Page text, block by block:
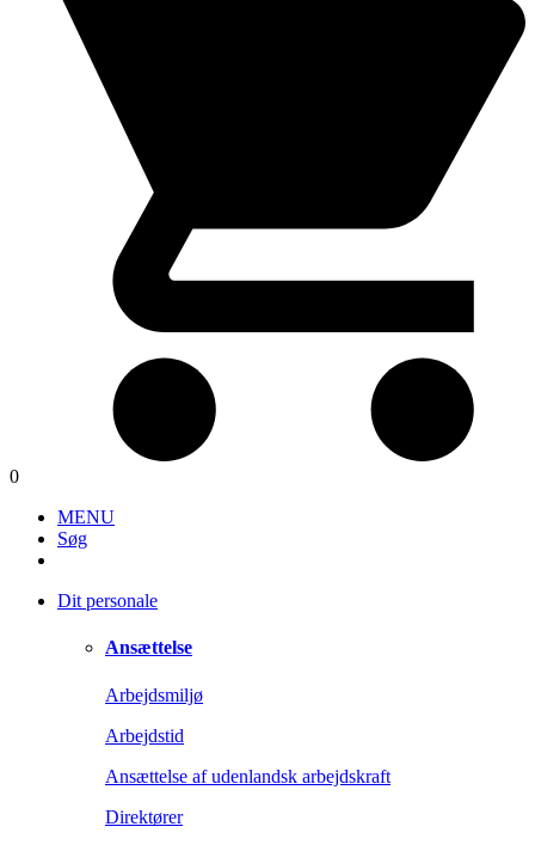
0
MENU
Søg
Dit personale
Ansættelse
Arbejdsmiljø
Arbejdstid
Ansættelse af udenlandsk arbejdskraft
Direktører